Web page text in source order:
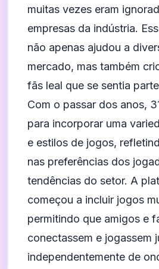
muitas vezes eram
empresas da indústria.
não apenas ajudou a
mercado, mas também
fãs leal que se sentia
Com o passar dos anos,
para incorporar uma
e estilos de jogos,
nas preferências dos
tendências do setor. A
começou a incluir jogos
permitindo que amigos e
conectassem e jogassem
independentemente de